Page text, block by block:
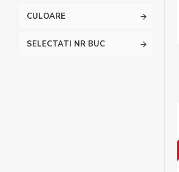
CULOARE
SELECTATI NR BUC